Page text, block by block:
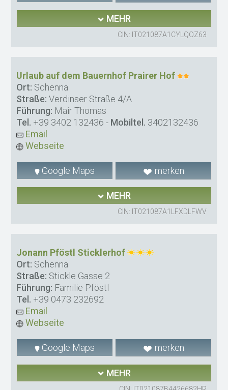
MEHR
CIN: IT021087A1CYLQOZ63
Urlaub auf dem Bauernhof Prairer Hof
Ort: Schenna
Straße: Verdinser Straße 4/A
Führung: Mair Thomas
Tel. +39 3402 132436 - Mobiltel. 3402132436
Email
Webseite
Google Maps merken
MEHR
CIN: IT021087A1LFXDLFWV
Jonann Pföstl Sticklerhof
Ort: Schenna
Straße: Stickle Gasse 2
Führung: Familie Pföstl
Tel. +39 0473 232692
Email
Webseite
Google Maps merken
MEHR